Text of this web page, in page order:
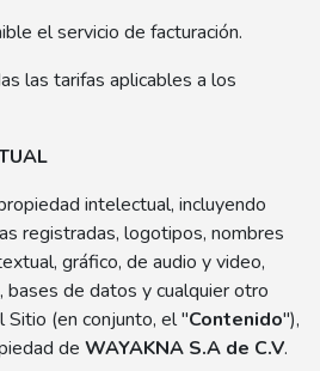
el servicio de facturación.
las tarifas aplicables a los
intelectual, incluyendo
registradas, logotipos, nombres
gráfico, de audio y video,
de datos y cualquier otro
(en conjunto, el "Contenido"),
de WAYAKNA S.A de C.V.